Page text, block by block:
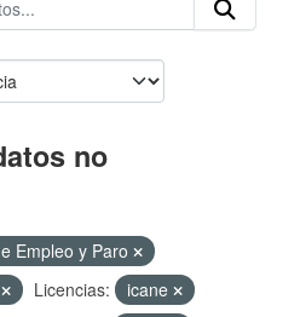
no
Empleo y Paro
Licencias:
icane